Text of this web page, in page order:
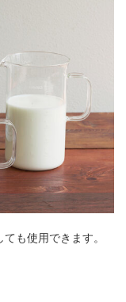
も使用できます。